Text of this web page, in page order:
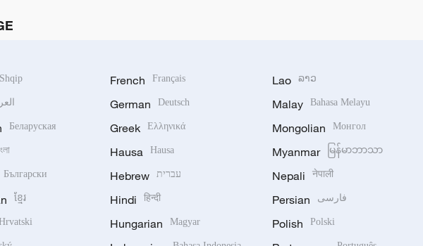
Shqip
Беларуская
Български
ខ្មែរ
French Français
German Deutsch
Greek Ελληνικά
Hausa Hausa
Hebrew עברית
Hindi हिन्दी
Hungarian Magyar
Lao ລາວ
Malay Bahasa Melayu
Mongolian Монгол
Myanmar မြန်မာဘာသာ
Nepali नेपाली
Persian فارسی
Polish Polski